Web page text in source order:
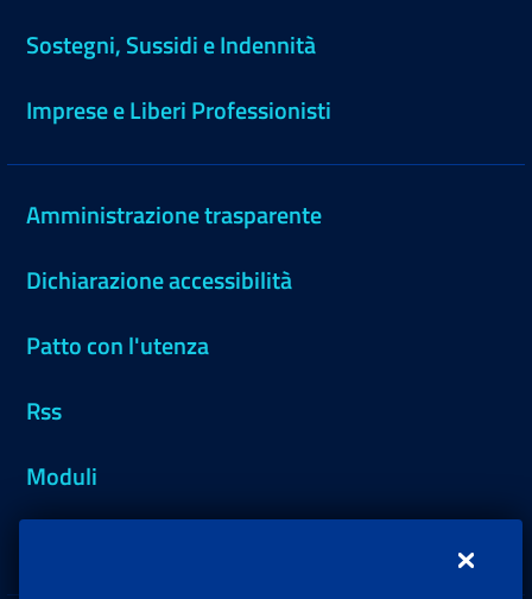
Sostegni, Sussidi e Indennità
Imprese e Liberi Professionisti
Amministrazione trasparente
Dichiarazione accessibilità
Patto con l'utenza
Rss
Moduli